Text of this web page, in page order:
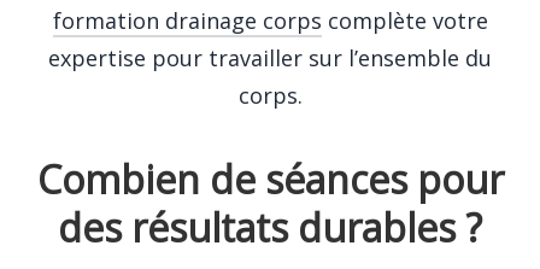
formation drainage corps complète votre
expertise pour travailler sur l’ensemble du
corps.
Combien de séances pour
des résultats durables ?